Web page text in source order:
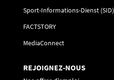
Sport-Informations-Dienst (SID)
FACTSTORY
MediaConnect
REJOIGNEZ-NOUS